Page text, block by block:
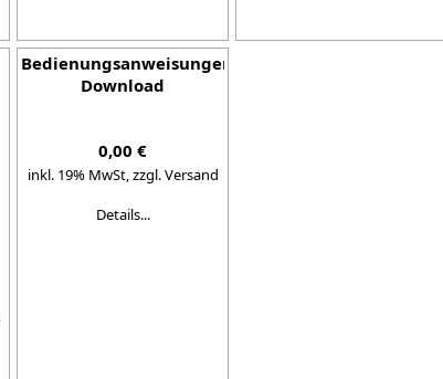
Bedienungsanweisungen
Download
0,00 €
inkl. 19% MwSt,zzgl. Versand
Details...